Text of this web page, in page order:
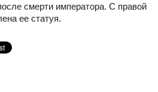
смерти императора. С правой
ее статуя.